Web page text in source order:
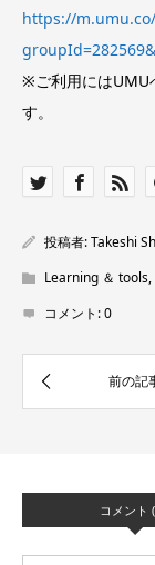
https://
※ご利用にはUMU
す。
投稿者:Takeshi
Learning ＆ tools,
コメント:0
コメント